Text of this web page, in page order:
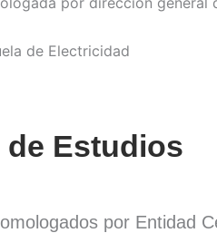
de Estudios
por Entidad